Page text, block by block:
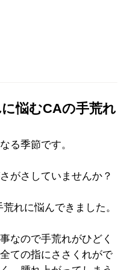
悩むCAの手荒れ
る季節です。
がさしていませんか？
れに悩んできました。
なので手荒れがひどく
ての指にささくれがで